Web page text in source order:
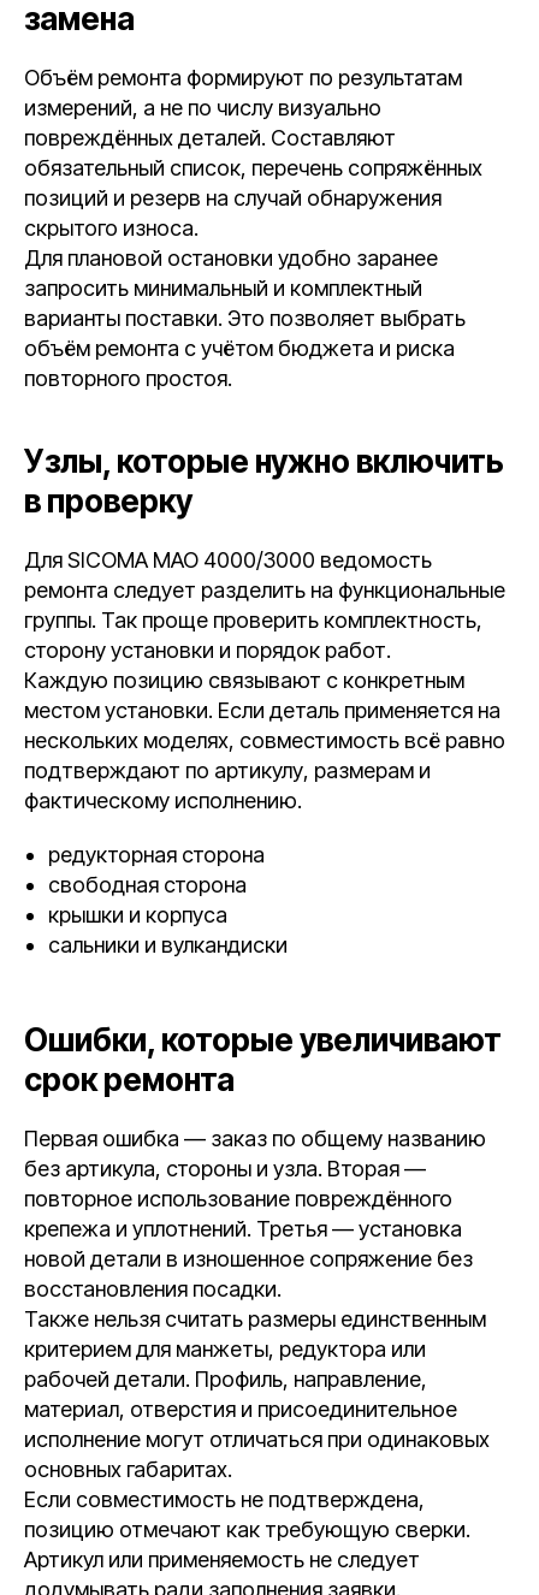
замена
Объём ремонта формируют по результатам
измерений, а не по числу визуально
повреждённых деталей. Составляют
обязательный список, перечень сопряжённых
позиций и резерв на случай обнаружения
скрытого износа.
Для плановой остановки удобно заранее
запросить минимальный и комплектный
варианты поставки. Это позволяет выбрать
объём ремонта с учётом бюджета и риска
повторного простоя.
Узлы, которые нужно включить
в проверку
Для SICOMA MAO 4000/3000 ведомость
ремонта следует разделить на функциональные
группы. Так проще проверить комплектность,
сторону установки и порядок работ.
Каждую позицию связывают с конкретным
местом установки. Если деталь применяется на
нескольких моделях, совместимость всё равно
подтверждают по артикулу, размерам и
фактическому исполнению.
редукторная сторона
свободная сторона
крышки и корпуса
сальники и вулкандиски
Ошибки, которые увеличивают
срок ремонта
Первая ошибка — заказ по общему названию
без артикула, стороны и узла. Вторая —
повторное использование повреждённого
крепежа и уплотнений. Третья — установка
новой детали в изношенное сопряжение без
восстановления посадки.
Также нельзя считать размеры единственным
критерием для манжеты, редуктора или
рабочей детали. Профиль, направление,
материал, отверстия и присоединительное
исполнение могут отличаться при одинаковых
основных габаритах.
Если совместимость не подтверждена,
позицию отмечают как требующую сверки.
Артикул или применяемость не следует
додумывать ради заполнения заявки.